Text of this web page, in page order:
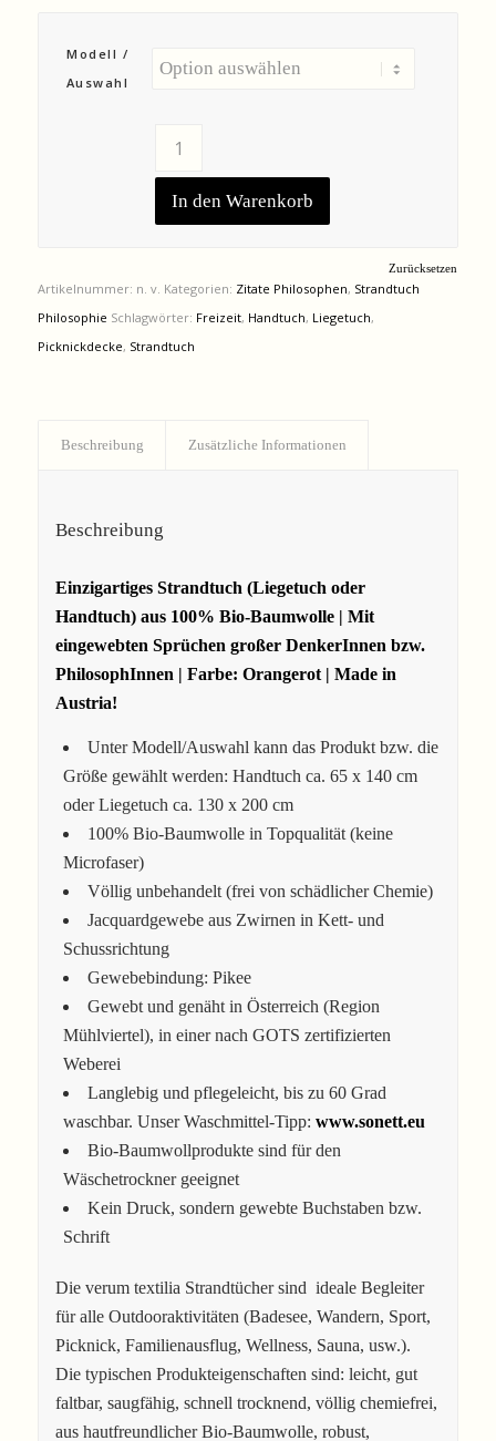
Modell /
Auswahl
Zurücksetzen
In den Warenkorb
Artikelnummer: n. v. Kategorien: Zitate Philosophen, Strandtuch
Philosophie Schlagwörter: Freizeit, Handtuch, Liegetuch,
Picknickdecke, Strandtuch
Beschreibung Zusätzliche Informationen
Beschreibung
Einzigartiges Strandtuch (Liegetuch oder
Handtuch) aus 100% Bio-Baumwolle | Mit
eingewebten Sprüchen großer DenkerInnen bzw.
PhilosophInnen | Farbe: Orangerot | Made in
Austria!
Unter Modell/Auswahl kann das Produkt bzw. die
Größe gewählt werden: Handtuch ca. 65 x 140 cm
oder Liegetuch ca. 130 x 200 cm
100% Bio-Baumwolle in Topqualität (keine
Microfaser)
Völlig unbehandelt (frei von schädlicher Chemie)
Jacquardgewebe aus Zwirnen in Kett- und
Schussrichtung
Gewebebindung: Pikee
Gewebt und genäht in Österreich (Region
Mühlviertel), in einer nach GOTS zertifizierten
Weberei
Langlebig und pflegeleicht, bis zu 60 Grad
waschbar. Unser Waschmittel-Tipp: www.sonett.eu
Bio-Baumwollprodukte sind für den
Wäschetrockner geeignet
Kein Druck, sondern gewebte Buchstaben bzw.
Schrift
Die verum textilia Strandtücher sind ideale Begleiter
für alle Outdooraktivitäten (Badesee, Wandern, Sport,
Picknick, Familienausflug, Wellness, Sauna, usw.).
Die typischen Produkteigenschaften sind: leicht, gut
faltbar, saugfähig, schnell trocknend, völlig chemiefrei,
aus hautfreundlicher Bio-Baumwolle, robust,